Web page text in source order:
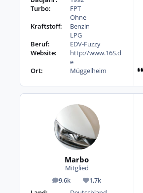
Turbo:
FPT
Ohne
Kraftstoff:
Benzin
LPG
Beruf:
EDV-Fuzzy
Website:
http://www.16S.d
e
Ort:
Müggelheim
Marbo
Mitglied
9,6k
Beiträge 1,7k
Reputation